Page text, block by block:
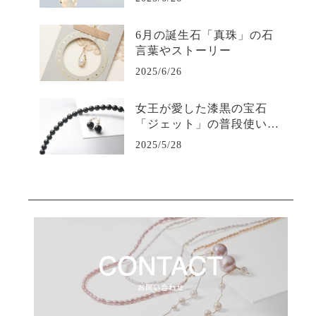
6月の誕生石「真珠」の石
言葉やストーリー
2025/6/26
女王が愛した漆黒の宝石
「ジェット」の普段使い用
ジュエリー
2025/5/28